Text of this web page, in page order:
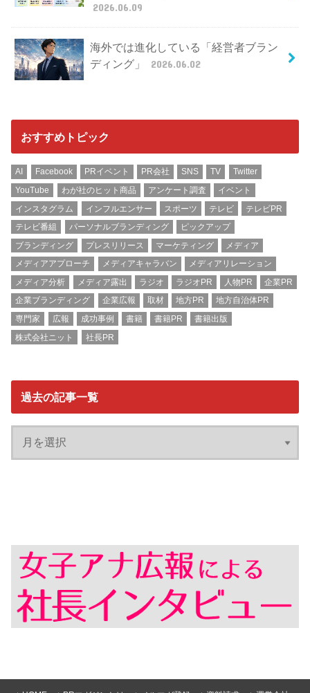
2026.06.09
海外では進化している「経営者ブラン
ディング」
2026.06.02
おすすめトピック
AI Facebook PRイベント PR会社 SNS TV
Twitter
YouTube
わが社のヒット商品 アンケート調査
イベント
インスタグラム
インフルエンサー スポーツ テレビ
テレビPR
テレビ番組
パーソナルブランディング
ピックアップ
ブランディング
プレスリリース マーケティング
メディア
メディアアプローチ
メディアキャラバン
メディアリレーション
メディア分析
メディア露出 ラジオ ラジオPR 人物PR
企業PR
企業ブランディング
企業広報 取材 地方PR
地方自治体PR
専門家
広報 成功事例 書籍 書籍PR
書籍出版
株式会社ニット
社長PR
過去の記事一覧